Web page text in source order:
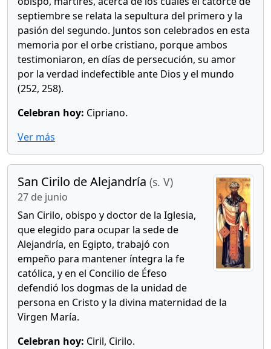
septiembre se relata la sepultura del primero y la
pasión del segundo. Juntos son celebrados en esta
memoria por el orbe cristiano, porque ambos
testimoniaron, en días de persecución, su amor
por la verdad indefectible ante Dios y el mundo
(252, 258).
Celebran hoy: Cipriano.
Ver más
San Cirilo de Alejandría (s. V)
27 de junio
San Cirilo, obispo y doctor de la Iglesia,
que elegido para ocupar la sede de
Alejandría, en Egipto, trabajó con
empeño para mantener íntegra la fe
católica, y en el Concilio de Éfeso
defendió los dogmas de la unidad de
persona en Cristo y la divina maternidad de la
Virgen María.
Celebran hoy: Ciril, Cirilo.